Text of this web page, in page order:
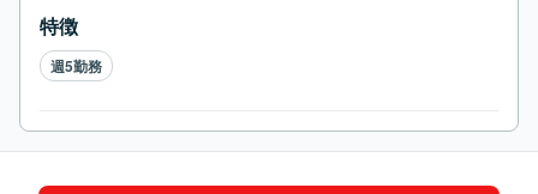
特徴
週5勤務